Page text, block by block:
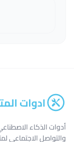
أدوات الذكاء
والتواصل الاجتماعي